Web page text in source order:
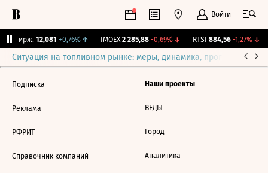
Войти
Бирж. 12,081 +0,76%↑ IMOEX 2 285,88 -0,69%↓ RTSI 884,56 -1,27%↓
Ситуация на топливном рынке: меры, динамика, прогнозы
Подписка
Реклама
РФРИТ
Справочник компаний
Наши проекты
ВЕДЫ
Город
Аналитика